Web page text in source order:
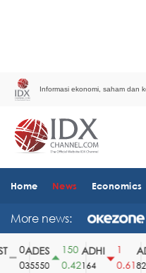
Informasi ekonomi, saham dan
Home News Economics
More news:
ADES
35550
150
0.42
ADHI
164
0.61